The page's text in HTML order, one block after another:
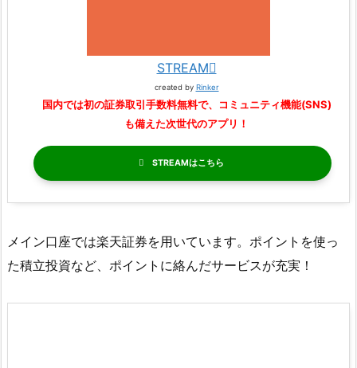
STREAM
created by Rinker
国内では初の証券取引手数料無料で、コミュニティ機能(SNS)
も備えた次世代のアプリ！
STREAM
メイン口座では楽天証券を用いています。ポイントを使っ
た積立投資など、ポイントに絡んだサービスが充実！